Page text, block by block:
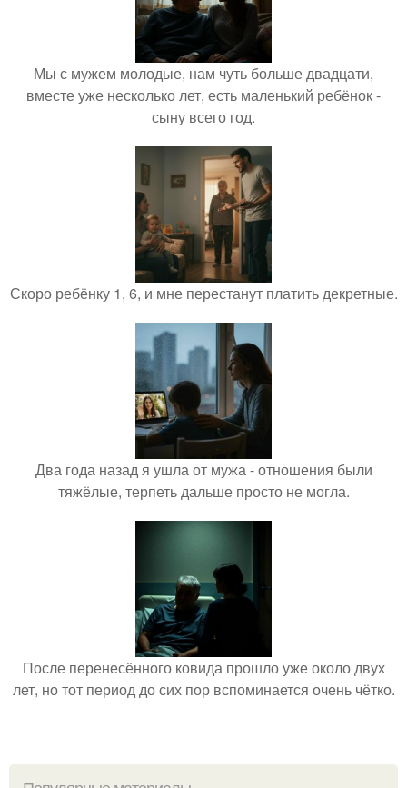
Мы с мужем молодые, нам чуть больше двадцати,
вместе уже несколько лет, есть маленький ребёнок -
сыну всего год.
Скоро ребёнку 1, 6, и мне перестанут платить декретные.
Два года назад я ушла от мужа - отношения были
тяжёлые, терпеть дальше просто не могла.
После перенесённого ковида прошло уже около двух
лет, но тот период до сих пор вспоминается очень чётко.